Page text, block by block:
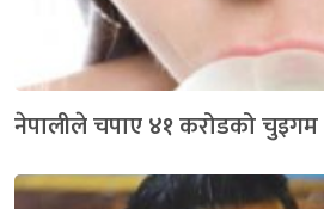
नेपालीले चपाए ४१ करोडको चुइगम